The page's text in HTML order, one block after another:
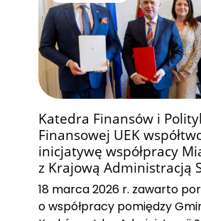
Katedra Finansów i
Finansowej UEK
inicjatywę współpracy
z Krajową Administracją
18 marca 2026 r. zawarto
o współpracy pomiędzy